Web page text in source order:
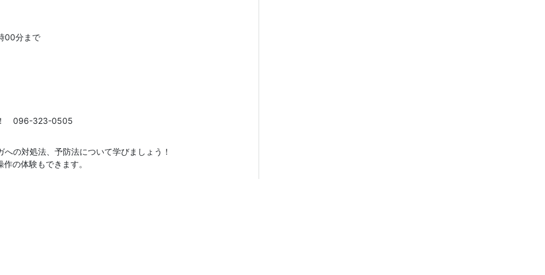
00分まで
！ 096-323-0505
への対処法、予防法について学びましょう！
作の体験もできます。